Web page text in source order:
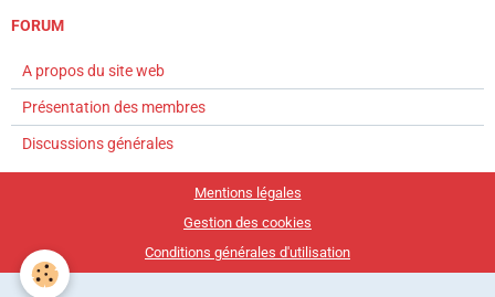
FORUM
A propos du site web
Présentation des membres
Discussions générales
Mentions légales
Gestion des cookies
Conditions générales d'utilisation